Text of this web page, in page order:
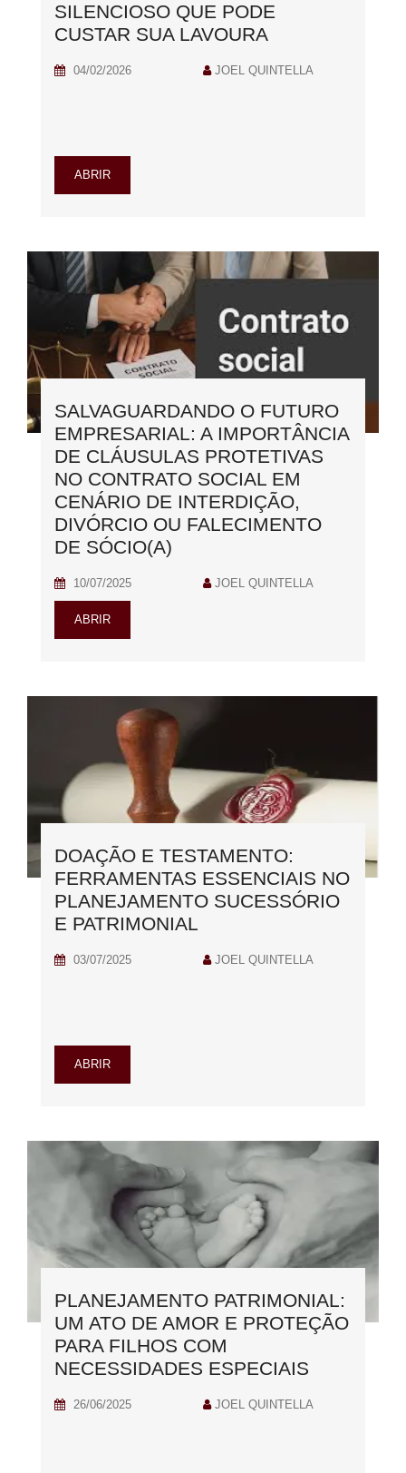
SILENCIOSO QUE PODE
CUSTAR SUA LAVOURA
04/02/2026 JOEL QUINTELLA
ABRIR
SALVAGUARDANDO O FUTURO
EMPRESARIAL: A IMPORTÂNCIA
DE CLÁUSULAS PROTETIVAS
NO CONTRATO SOCIAL EM
CENÁRIO DE INTERDIÇÃO,
DIVÓRCIO OU FALECIMENTO
DE SÓCIO(A)
10/07/2025 JOEL QUINTELLA
ABRIR
DOAÇÃO E TESTAMENTO:
FERRAMENTAS ESSENCIAIS NO
PLANEJAMENTO SUCESSÓRIO
E PATRIMONIAL
03/07/2025 JOEL QUINTELLA
ABRIR
PLANEJAMENTO PATRIMONIAL:
UM ATO DE AMOR E PROTEÇÃO
PARA FILHOS COM
NECESSIDADES ESPECIAIS
26/06/2025 JOEL QUINTELLA